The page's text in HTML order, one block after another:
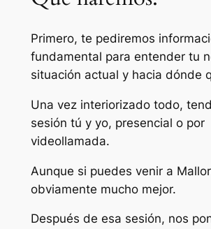
Primero, te pediremos
fundamental para entender tu
situación actual y hacia dónde
Una vez interiorizado todo,
sesión tú y yo, presencial o por
videollamada.
Aunque si puedes venir a
obviamente mucho mejor.
Después de esa sesión, nos